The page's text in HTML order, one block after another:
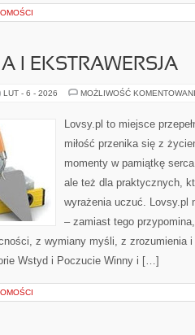
I EKSTRAWERSJA
LUT - 6 - 2026 MOŻLIWOŚĆ
Lovsy.pl to miejsce
miłość przenika się z
momenty w pamiątkę
ale też dla praktycznych,
wyrażenia uczuć. Lovsy.pl
– zamiast tego
z wymiany myśli, z zrozumienia
Wstyd i Poczucie Winny i […]